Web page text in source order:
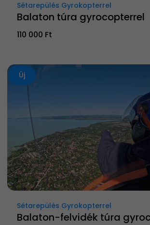
Sétarepülés Gyrokopterrel
Balaton túra gyrocopterrel
110 000 Ft
Új
Sétarepülés Gyrokopterrel
Balaton-felvidék túra